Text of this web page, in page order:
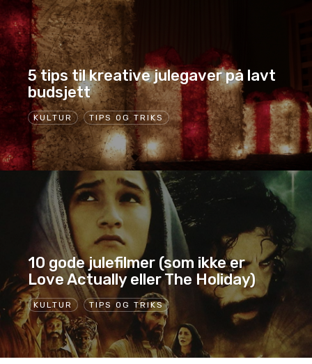
KULTUR TIPS OG TRIKS
5 tips til kreative julegaver på lavt
budsjett
KULTUR TIPS OG TRIKS
10 gode julefilmer (som ikke er
Love Actually eller The Holiday)